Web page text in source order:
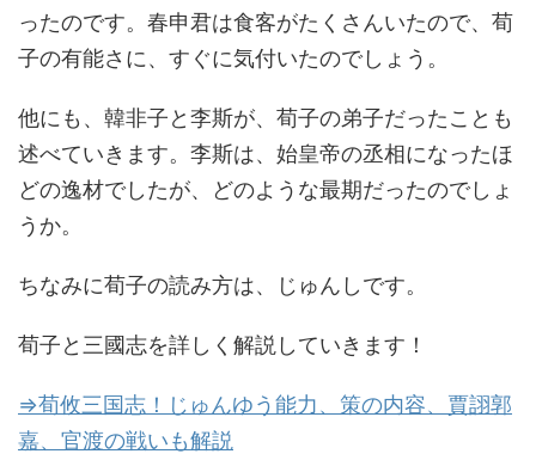
ったのです。春申君は食客がたくさんいたので、荀
子の有能さに、すぐに気付いたのでしょう。
他にも、韓非子と李斯が、荀子の弟子だったことも
述べていきます。李斯は、始皇帝の丞相になったほ
どの逸材でしたが、どのような最期だったのでしょ
うか。
ちなみに荀子の読み方は、じゅんしです。
荀子と三國志を詳しく解説していきます！
⇒荀攸三国志！じゅんゆう能力、策の内容、賈詡郭
嘉、官渡の戦いも解説